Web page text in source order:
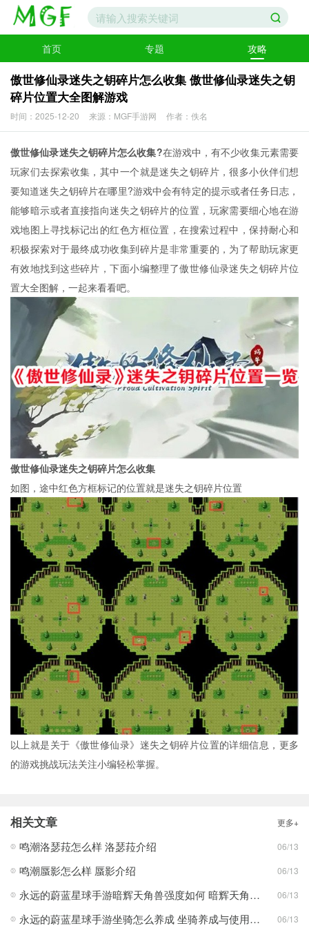
首页 专题 攻略
傲世修仙录迷失之钥碎片怎么收集 傲世修仙录迷失之钥
碎片位置大全图解游戏
时间：2025-12-20 来源：MGF手游网 作者：佚名
傲世修仙录迷失之钥碎片怎么收集?在游戏中，有不少收集元素需要
玩家们去探索收集，其中一个就是迷失之钥碎片，很多小伙伴们想
要知道迷失之钥碎片在哪里?游戏中会有特定的提示或者任务日志，
能够暗示或者直接指向迷失之钥碎片的位置，玩家需要细心地在游
戏地图上寻找标记出的红色方框位置，在搜索过程中，保持耐心和
积极探索对于最终成功收集到碎片是非常重要的，为了帮助玩家更
有效地找到这些碎片，下面小编整理了傲世修仙录迷失之钥碎片位
置大全图解，一起来看看吧。
傲世修仙录迷失之钥碎片怎么收集
如图，途中红色方框标记的位置就是迷失之钥碎片位置
以上就是关于《傲世修仙录》迷失之钥碎片位置的详细信息，更多
的游戏挑战玩法关注小编轻松掌握。
相关文章 更多+
鸣潮洛瑟菈怎么样 洛瑟菈介绍 06/13
鸣潮蜃影怎么样 蜃影介绍 06/13
永远的蔚蓝星球手游暗辉天角兽强度如何 暗辉天角兽核心机制解析 06/13
永远的蔚蓝星球手游坐骑怎么养成 坐骑养成与使用建议 06/13